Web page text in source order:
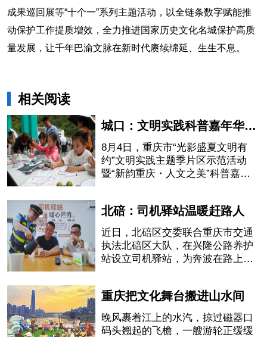
成果巡回展等“十个一”系列主题活动，以全链条数字赋能推
动保护工作提质增效，全力推进国家历史文化名城保护高质
量发展，让千年巴渝文脉在新时代赓续绵延、生生不息。
相关阅读
城口：文明实践科普嘉年华活动启幕
8月4日，重庆市“光影盛夏文明有
约”文明实践主题季片区示范活动
暨“新韵重庆・人文之美”科普嘉年
北碚：司机驿站温暖赶路人
近日，北碚区交委联合重庆市交通
执法北碚区大队，在兴隆公路养护
站设立司机驿站，为奔波在路上的
重庆把文化舞台搬进山水间
晚风裹着江上的水汽，掠过磁器口
码头翘起的飞檐，一艘游轮正缓缓